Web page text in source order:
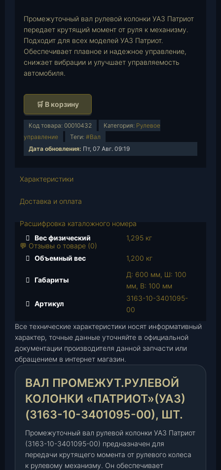
Промежуточный вал рулевой колонки УАЗ Патриот
передает крутящий момент от руля к механизму.
Подходит для всех моделей УАЗ Патриот.
Обеспечивает плавное и надежное управление,
снижает вибрации и улучшает управляемость
автомобиля.
о
л
и
е
т
о
о
в
а
р
В
л
р
о
м
е
у
т
р
у
л
е
в
🛒 В корзину
Код товара: 00010432 Категория: Рулевое
управление
Теги: #Вал
Дата обновления: Пт, 07 Авг. 09:19
Характеристики
Доставка и оплата
Расшифровка каталожного номера
💬 Отзывы о товаре (0)
Вес физический 1,295 кг
Объемный вес 1,200 кг
Габариты
Д: 600 мм, Ш: 100
мм, В: 100 мм
Артикул
3163-10-3401095-
00
Все технические характеристики носят информативный
характер, точные данные уточняйте в официальной
документации производителя данной запчасти или
обращением в интернет магазин.
ВАЛ ПРОМЕЖУТ.РУЛЕВОЙ
КОЛОНКИ «ПАТРИОТ»(УАЗ)
(3163-10-3401095-00), ШТ.
Промежуточный вал рулевой колонки УАЗ Патриот
(3163-10-3401095-00) предназначен для
передачи крутящего момента от рулевого колеса
к рулевому механизму. Он обеспечивает